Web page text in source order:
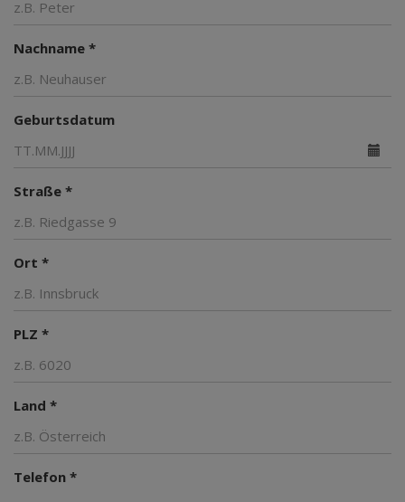
Nachname *
Geburtsdatum
Straße *
Ort *
PLZ *
Land *
Telefon *